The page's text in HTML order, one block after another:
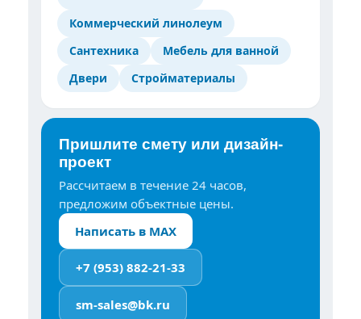
Коммерческий линолеум
Сантехника
Мебель для ванной
Двери
Стройматериалы
Пришлите смету или дизайн-
проект
Рассчитаем в течение 24 часов,
предложим объектные цены.
Написать в MAX
+7 (953) 882-21-33
sm-sales@bk.ru